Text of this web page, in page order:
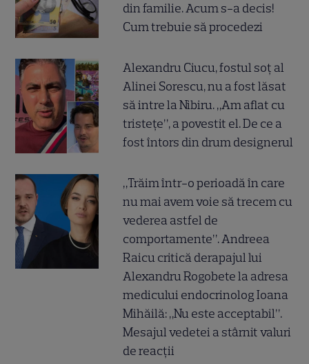
din familie. Acum s-a decis!
Cum trebuie să procedezi
Alexandru Ciucu, fostul soț al
Alinei Sorescu, nu a fost lăsat
să intre la Nibiru. „Am aflat cu
tristețe”, a povestit el. De ce a
fost întors din drum designerul
„Trăim într-o perioadă în care
nu mai avem voie să trecem cu
vederea astfel de
comportamente”. Andreea
Raicu critică derapajul lui
Alexandru Rogobete la adresa
medicului endocrinolog Ioana
Mihăilă: „Nu este acceptabil”.
Mesajul vedetei a stârnit valuri
de reacții